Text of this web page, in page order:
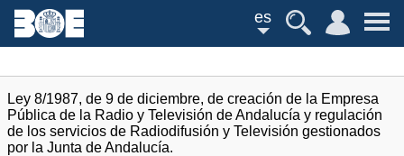
es
Ley 8/1987, de 9 de diciembre, de creación de la Empresa
Pública de la Radio y Televisión de Andalucía y regulación
de los servicios de Radiodifusión y Televisión gestionados
por la Junta de Andalucía.